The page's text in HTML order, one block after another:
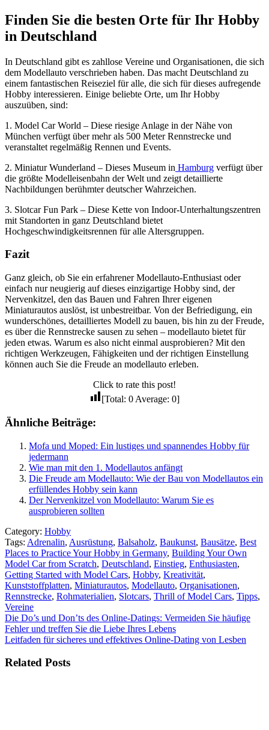
Finden Sie die besten Orte für Ihr Hobby
in Deutschland
In Deutschland gibt es zahllose Vereine und Organisationen, die sich
dem Modellauto verschrieben haben. Das macht Deutschland zu
einem fantastischen Reiseziel für alle, die sich für dieses aufregende
Hobby interessieren. Einige beliebte Orte, um Ihr Hobby
auszuüben, sind:
1. Model Car World – Diese riesige Anlage in der Nähe von
München verfügt über mehr als 500 Meter Rennstrecke und
veranstaltet regelmäßig Rennen und Events.
2. Miniatur Wunderland – Dieses Museum in Hamburg verfügt über
die größte Modelleisenbahn der Welt und zeigt detaillierte
Nachbildungen berühmter deutscher Wahrzeichen.
3. Slotcar Fun Park – Diese Kette von Indoor-Unterhaltungszentren
mit Standorten in ganz Deutschland bietet
Hochgeschwindigkeitsrennen für alle Altersgruppen.
Fazit
Ganz gleich, ob Sie ein erfahrener Modellauto-Enthusiast oder
einfach nur neugierig auf dieses einzigartige Hobby sind, der
Nervenkitzel, den das Bauen und Fahren Ihrer eigenen
Miniaturautos auslöst, ist unbestreitbar. Von der Befriedigung, ein
wunderschönes, detailliertes Modell zu bauen, bis hin zu der Freude,
es über die Rennstrecke sausen zu sehen – modellauto bietet für
jeden etwas. Warum es also nicht einmal ausprobieren? Mit den
richtigen Werkzeugen, Fähigkeiten und der richtigen Einstellung
können auch Sie die Freude an modellauto erleben.
Click to rate this post!
[Total: 0 Average: 0]
Ähnliche Beiträge:
Mofa und Moped: Ein lustiges und spannendes Hobby für
jedermann
Wie man mit den 1. Modellautos anfängt
Die Freude am Modellauto: Wie der Bau von Modellautos ein
erfüllendes Hobby sein kann
Der Nervenkitzel von Modellauto: Warum Sie es
ausprobieren sollten
Category: Hobby
Tags: Adrenalin, Ausrüstung, Balsaholz, Baukunst, Bausätze, Best
Places to Practice Your Hobby in Germany, Building Your Own
Model Car from Scratch, Deutschland, Einstieg, Enthusiasten,
Getting Started with Model Cars, Hobby, Kreativität,
Kunststoffplatten, Miniaturautos, Modellauto, Organisationen,
Rennstrecke, Rohmaterialien, Slotcars, Thrill of Model Cars, Tipps,
Vereine
Beitragsnavigation
Die Do’s und Don’ts des Online-Datings: Vermeiden Sie häufige
Fehler und treffen Sie die Liebe Ihres Lebens
Leitfaden für sicheres und effektives Online-Dating von Lesben
Related Posts